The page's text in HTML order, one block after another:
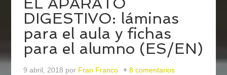
DIGESTIVO: láminas
para el aula y fichas
para el alumno (ES/EN)
9 abril, 2018 por Fran Franco 8 comentarios